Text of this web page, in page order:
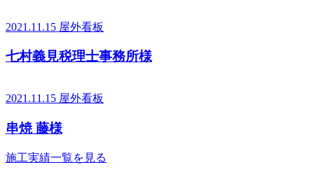
2021.11.15 屋外看板
七村義見税理士事務所様
2021.11.15 屋外看板
串焼 藤様
施工実績一覧を見る